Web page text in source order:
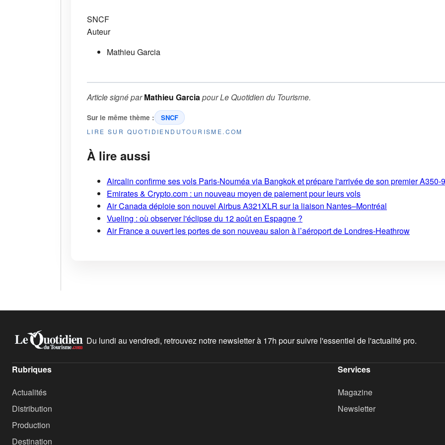
SNCF
Auteur
Mathieu Garcia
Article signé parMathieu Garcia pourLe Quotidien du Tourisme.
Sur le même thème : SNCF
LIRE SUR QUOTIDIENDUTOURISME.COM
À lire aussi
Aircalin confirme ses vols Paris-Nouméa via Bangkok et prépare l'arrivée de son premier A350-
Emirates & Crypto.com : un nouveau moyen de paiement pour leurs vols
Air Canada déploie son nouvel Airbus A321XLR sur la liaison Nantes–Montréal
Vueling : où observer l'éclipse du 12 août en Espagne ?
Air France a ouvert les portes de son nouveau salon à l’aéroport de Londres-Heathrow
Du lundi au vendredi, retrouvez notre newsletter à 17h pour suivre l'essentiel de l'actualité pro.
Rubriques
Actualités
Distribution
Production
Destination
Services
Magazine
Newsletter